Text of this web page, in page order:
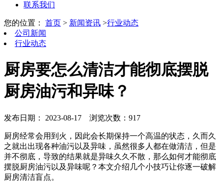
联系我们
您的位置： 首页 > 新闻资讯 >行业动态
公司新闻
行业动态
厨房要怎么清洁才能彻底摆脱
厨房油污和异味？
发布日期： 2023-08-17 浏览次数：917
厨房经常会用到火，因此会长期保持一个高温的状态，久而久
之就出出现各种油污以及异味，虽然很多人都在做清洁，但是
并不彻底，导致的结果就是异味久久不散，那么如何才能彻底
摆脱厨房油污以及异味呢？本文介绍几个小技巧让你逐一破解
厨房清洁盲点。